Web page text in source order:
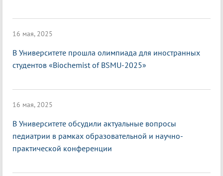
16 мая, 2025
В Университете прошла олимпиада для иностранных
студентов «Biochemist of BSMU-2025»
16 мая, 2025
В Университете обсудили актуальные вопросы
педиатрии в рамках образовательной и научно-
практической конференции